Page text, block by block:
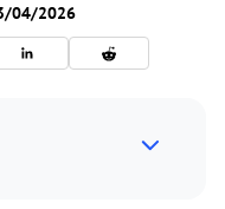
04/2026